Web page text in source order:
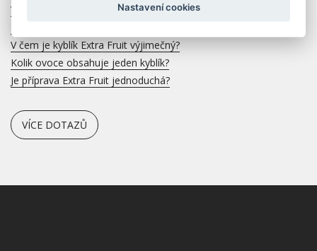
Vyrábíte zmrzliny bez lepku?
V čem je kyblík Extra Fruit výjimečný?
Kolik ovoce obsahuje jeden kyblík?
Je příprava Extra Fruit jednoduchá?
VÍCE DOTAZŮ
Nastavení cookies